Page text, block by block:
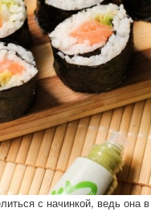
с начинкой, ведь она